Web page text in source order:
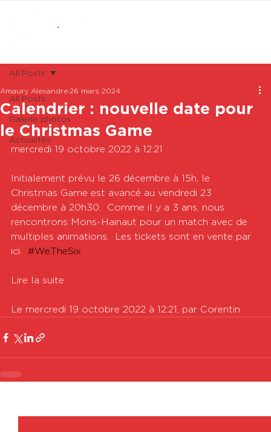
All Posts
Galerie photos
Actualités
All Posts
Calendrier : nouvelle date pour
le Christmas Game
Amaury Alexandre 26 mars 2024
mercredi 19 octobre 2022 à 12:21
Initialement prévu le 26 décembre à 15h, le
Christmas Game est avancé au vendredi 23
décembre à 20h30.  Comme il y a 3 ans, nous
rencontrons Mons-Hainaut pour un match avec de
multiples animations.  Les tickets sont en vente par
ici. #WeTheSix
Lire la suite
Le mercredi 19 octobre 2022 à 12:21, par Corentin